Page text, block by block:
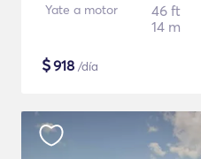
Yate a motor
46 ft
14 m
$918 /día